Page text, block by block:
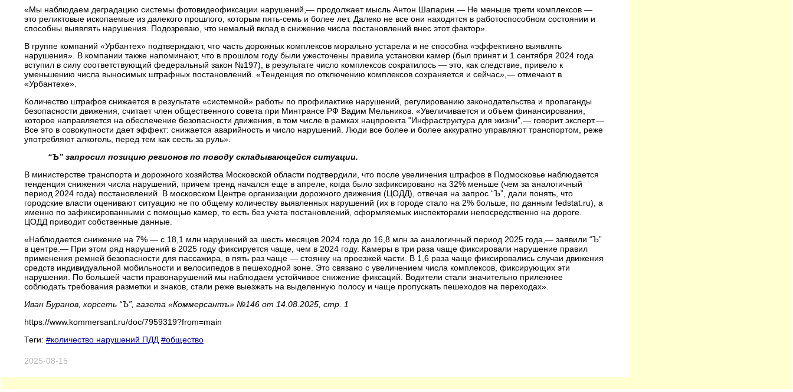
«Мы наблюдаем деградацию системы фотовидеофиксации нарушений,— продолжает мысль Антон Шапарин.— Не меньше трети комплексов —
это реликтовые ископаемые из далекого прошлого, которым пять-семь и более лет. Далеко не все они находятся в работоспособном состоянии и
способны выявлять нарушения. Подозреваю, что немалый вклад в снижение числа постановлений внес этот фактор».
В группе компаний «Урбантех» подтверждают, что часть дорожных комплексов морально устарела и не способна «эффективно выявлять
нарушения». В компании также напоминают, что в прошлом году были ужесточены правила установки камер (был принят и 1 сентября 2024 года
вступил в силу соответствующий федеральный закон №197), в результате число комплексов сократилось — это, как следствие, привело к
уменьшению числа выносимых штрафных постановлений. «Тенденция по отключению комплексов сохраняется и сейчас»,— отмечают в
«Урбантехе».
Количество штрафов снижается в результате «системной» работы по профилактике нарушений, регулированию законодательства и пропаганды
безопасности движения, считает член общественного совета при Минтрансе РФ Вадим Мельников. «Увеличивается и объем финансирования,
которое направляется на обеспечение безопасности движения, в том числе в рамках нацпроекта "Инфраструктура для жизни",— говорит эксперт.—
Все это в совокупности дает эффект: снижается аварийность и число нарушений. Люди все более и более аккуратно управляют транспортом, реже
употребляют алкоголь, перед тем как сесть за руль».
“Ъ” запросил позицию регионов по поводу складывающейся ситуации.
В министерстве транспорта и дорожного хозяйства Московской области подтвердили, что после увеличения штрафов в Подмосковье наблюдается
тенденция снижения числа нарушений, причем тренд начался еще в апреле, когда было зафиксировано на 32% меньше (чем за аналогичный
период 2024 года) постановлений. В московском Центре организации дорожного движения (ЦОДД), отвечая на запрос “Ъ”, дали понять, что
городские власти оценивают ситуацию не по общему количеству выявленных нарушений (их в городе стало на 2% больше, по данным fedstat.ru), а
именно по зафиксированными с помощью камер, то есть без учета постановлений, оформляемых инспекторами непосредственно на дороге.
ЦОДД приводит собственные данные.
«Наблюдается снижение на 7% — с 18,1 млн нарушений за шесть месяцев 2024 года до 16,8 млн за аналогичный период 2025 года,— заявили “Ъ”
в центре.— При этом ряд нарушений в 2025 году фиксируется чаще, чем в 2024 году. Камеры в три раза чаще фиксировали нарушение правил
применения ремней безопасности для пассажира, в пять раз чаще — стоянку на проезжей части. В 1,6 раза чаще фиксировались случаи движения
средств индивидуальной мобильности и велосипедов в пешеходной зоне. Это связано с увеличением числа комплексов, фиксирующих эти
нарушения. По большей части правонарушений мы наблюдаем устойчивое снижение фиксаций. Водители стали значительно прилежнее
соблюдать требования разметки и знаков, стали реже выезжать на выделенную полосу и чаще пропускать пешеходов на переходах».
Иван Буранов, корсеть “Ъ”, газета «Коммерсантъ» №146 от 14.08.2025, стр. 1
https://www.kommersant.ru/doc/7959319?from=main
Теги: #количество нарушений ПДД #общество
2025-08-15